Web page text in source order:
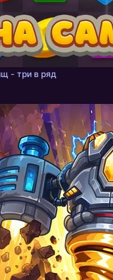
- три в ряд